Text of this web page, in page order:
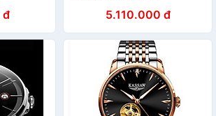
đ 5.110.000 đ